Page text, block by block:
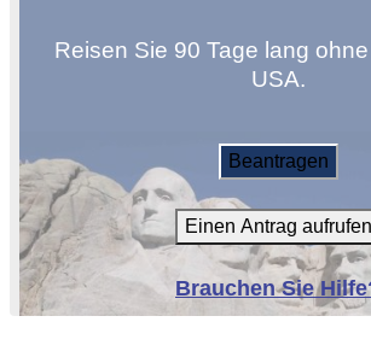
Reisen Sie 90 Tage lang
USA.
Beantragen
Einen Antrag aufrufen
Brauchen Sie